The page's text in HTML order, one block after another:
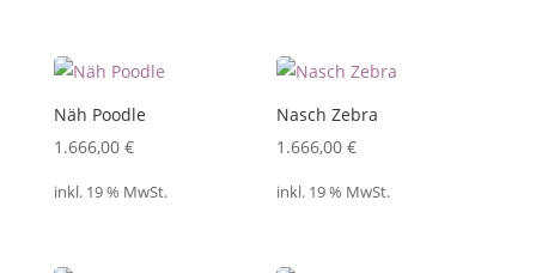
Näh Poodle
1.666,00 €
inkl. 19 % MwSt.
Nasch Zebra
1.666,00€
inkl. 19 % MwSt.